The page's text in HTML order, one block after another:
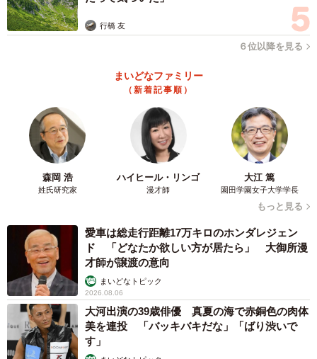
きたらできている感じです」
行橋 友
６位以降を見る
まいどなファミリー
（新着記事順）
森岡 浩
姓氏研究家
ハイヒール・リンゴ
漫才師
大江 篤
園田学園女子大学学長
もっと見る
愛車は総走行距離17万キロのホンダレジェン
ド 「どなたか欲しい方が居たら」 大御所漫
才師が譲渡の意向
まいどなトピック
2026.08.06
大河出演の39歳俳優 真夏の海で赤銅色の肉体
美を連投 「バッキバキだな」「ばり渋いで
す」